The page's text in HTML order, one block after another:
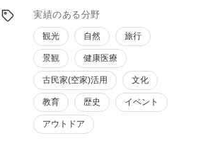
実績のある分野
観光 自然 旅行
景観 健康医療
古民家(空家)活用 文化
教育 歴史 イベント
アウトドア